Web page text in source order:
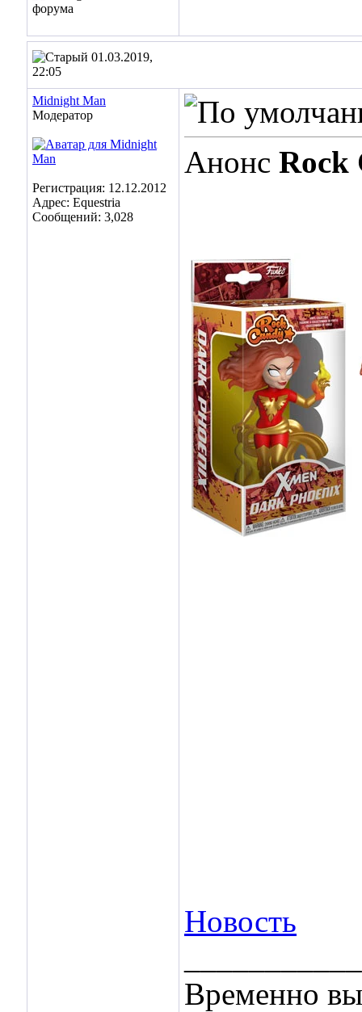
01.03.2019,
22:05
Midnight Man
Модератор
Регистрация: 12.12.2012
Адрес: Equestria
Сообщений: 3,028
Анонс Rock
Новость
Временно